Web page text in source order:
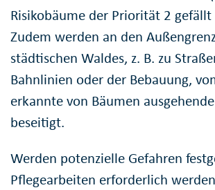
Risikobäume der Priorität 2
Zudem werden an den
städtischen Waldes, z. B. zu
Bahnlinien oder der Bebauung,
erkannte von Bäumen
beseitigt.
Werden potenzielle Gefahren
Pflegearbeiten erforderlich